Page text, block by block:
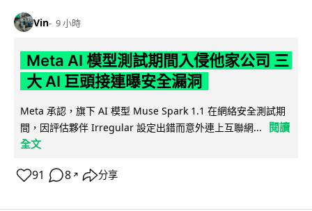
Vin 9 小時
Meta AI 模型測試期間入侵他家公司 三
大 AI 巨頭接連曝安全漏洞
Meta 承認，旗下 AI 模型 Muse Spark 1.1 在網絡安全測試期
間，因評估夥伴 Irregular 設定出錯而意外連上互聯網...
閱讀
全文
91 8 ↗ 分享